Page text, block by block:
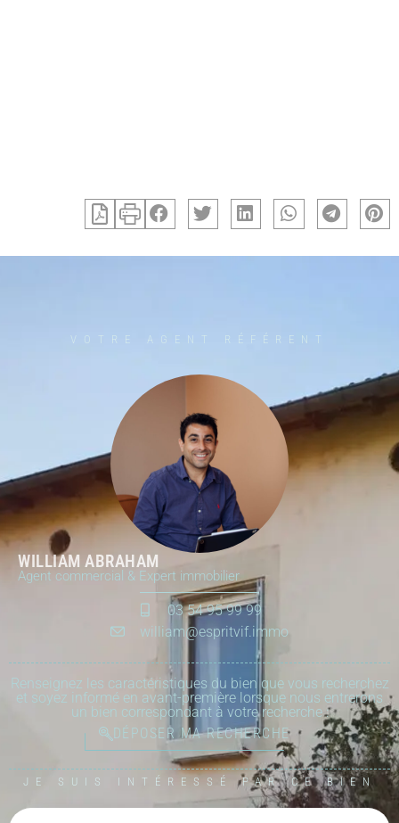
VOTRE AGENT RÉFÉRENT
WILLIAM ABRAHAM
Agent commercial & Expert immobilier
03 54 95 99 99
william@espritvif.immo
Renseignez les caractéristiques du bien que vous recherchez
et soyez informé en avant-première lorsque nous entrerons
un bien correspondant à votre recherche :
DÉPOSER MA RECHERCHE
JE SUIS INTÉRESSÉ PAR CE BIEN